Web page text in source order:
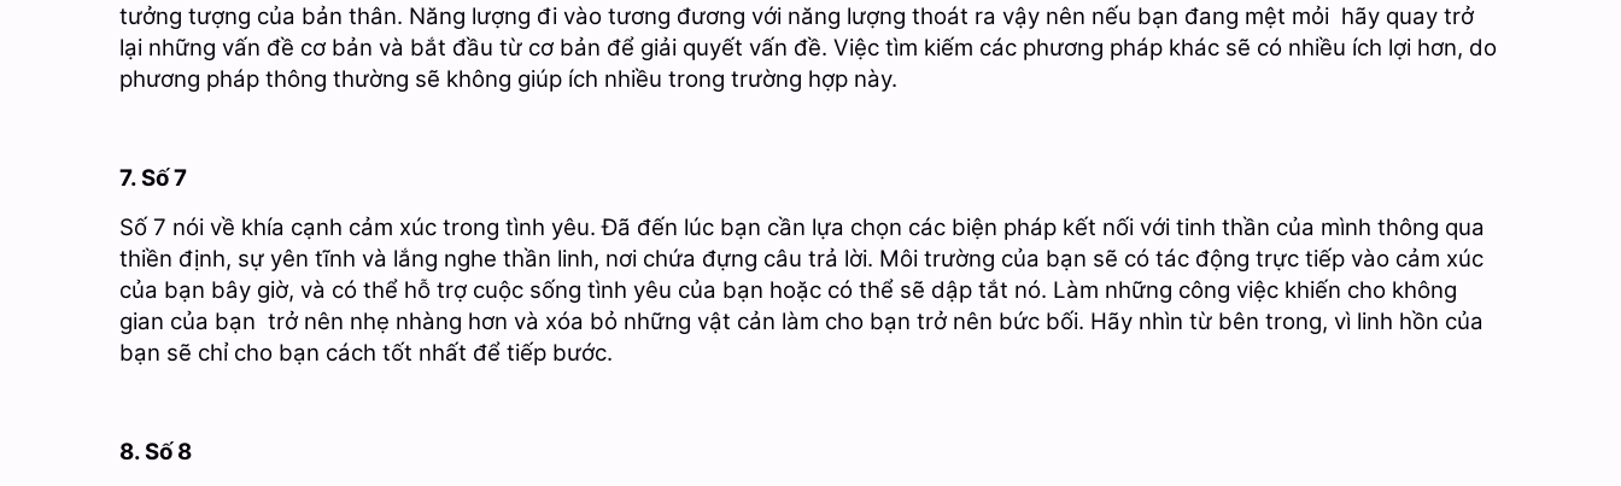
tưởng tượng của bản thân. Năng lượng đi vào tương đương với năng lượng thoát ra vậy nên nếu bạn đang mệt mỏi hãy quay trở
lại những vấn đề cơ bản và bắt đầu từ cơ bản để giải quyết vấn đề. Việc tìm kiếm các phương pháp khác sẽ có nhiều ích lợi hơn, do
phương pháp thông thường sẽ không giúp ích nhiều trong trường hợp này.
7. Số 7
Số 7 nói về khía cạnh cảm xúc trong tình yêu. Đã đến lúc bạn cần lựa chọn các biện pháp kết nối với tinh thần của mình thông qua
thiền định, sự yên tĩnh và lắng nghe thần linh, nơi chứa đựng câu trả lời. Môi trường của bạn sẽ có tác động trực tiếp vào cảm xúc
của bạn bây giờ, và có thể hỗ trợ cuộc sống tình yêu của bạn hoặc có thể sẽ dập tắt nó. Làm những công việc khiến cho không
gian của bạn trở nên nhẹ nhàng hơn và xóa bỏ những vật cản làm cho bạn trở nên bức bối. Hãy nhìn từ bên trong, vì linh hồn của
bạn sẽ chỉ cho bạn cách tốt nhất để tiếp bước.
8. Số 8